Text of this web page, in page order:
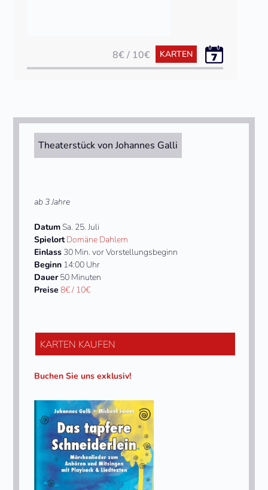
8€ / 10€ KARTEN
Theaterstück von Johannes Galli
ab 3 Jahre
DatumSa. 25. Juli
SpielortDomäne Dahlem
Einlass 30 Min. vor Vorstellungsbeginn
Beginn 14:00 Uhr
Dauer50 Minuten
Preise 8€ / 10€
KARTEN KAUFEN
Buchen Sie uns exklusiv!